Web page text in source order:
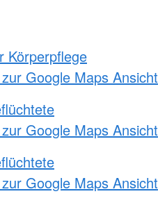
Körperpflege
Google Maps Ansicht
Google Maps Ansicht
Google Maps Ansicht